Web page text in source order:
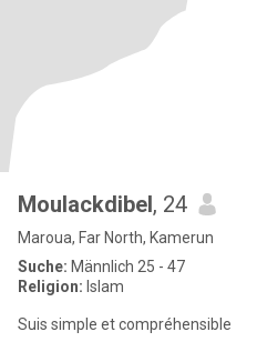
Moulackdibel, 24
Maroua, Far North, Kamerun
Suche: Männlich 25 - 47
Religion: Islam
Suis simple et compréhensible